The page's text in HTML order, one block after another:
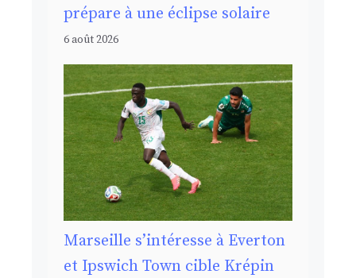
prépare à une éclipse solaire
6 août 2026
Marseille s’intéresse à Everton
et Ipswich Town cible Krépin